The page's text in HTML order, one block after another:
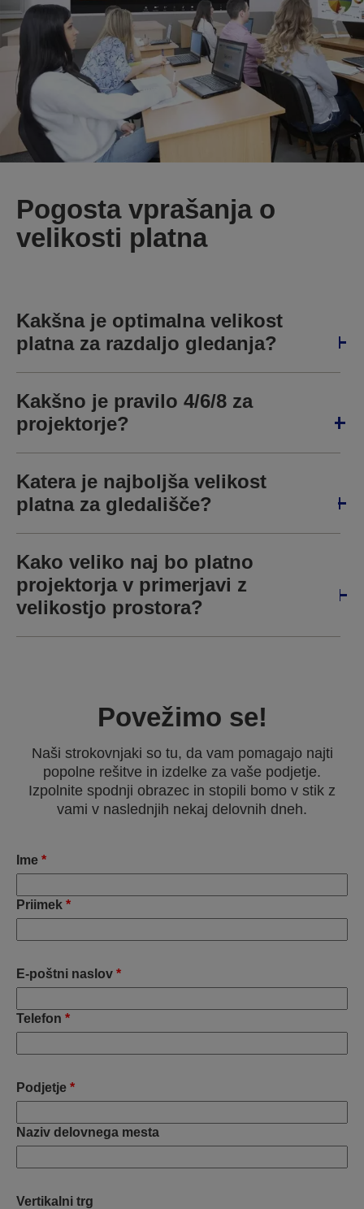
Pogosta vprašanja o
velikosti platna
Kakšna je optimalna velikost
platna za razdaljo gledanja?
Kakšno je pravilo 4/6/8 za
projektorje?
Katera je najboljša velikost
platna za gledališče?
Kako veliko naj bo platno
projektorja v primerjavi z
velikostjo prostora?
Povežimo se!
Naši strokovnjaki so tu, da vam pomagajo najti
popolne rešitve in izdelke za vaše podjetje.
Izpolnite spodnji obrazec in stopili bomo v stik z
vami v naslednjih nekaj delovnih dneh.
Ime *
Priimek *
E-poštni naslov *
Telefon *
Podjetje *
Naziv delovnega mesta
Vertikalni trg